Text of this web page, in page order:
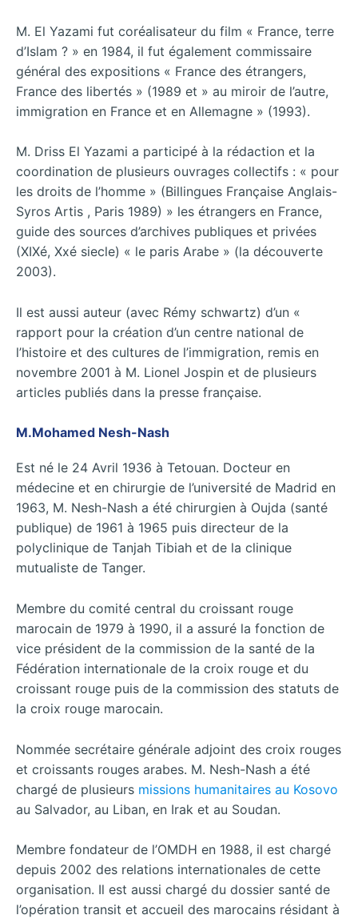
M. El Yazami fut coréalisateur du film « France, terre
d’Islam ? » en 1984, il fut également commissaire
général des expositions « France des étrangers,
France des libertés » (1989 et » au miroir de l’autre,
immigration en France et en Allemagne » (1993).
M. Driss El Yazami a participé à la rédaction et la
coordination de plusieurs ouvrages collectifs : « pour
les droits de l’homme » (Billingues Française Anglais-
Syros Artis , Paris 1989) » les étrangers en France,
guide des sources d’archives publiques et privées
(XIXé, Xxé siecle) « le paris Arabe » (la découverte
2003).
Il est aussi auteur (avec Rémy schwartz) d’un «
rapport pour la création d’un centre national de
l’histoire et des cultures de l’immigration, remis en
novembre 2001 à M. Lionel Jospin et de plusieurs
articles publiés dans la presse française.
M.Mohamed Nesh-Nash
Est né le 24 Avril 1936 à Tetouan. Docteur en
médecine et en chirurgie de l’université de Madrid en
1963, M. Nesh-Nash a été chirurgien à Oujda (santé
publique) de 1961 à 1965 puis directeur de la
polyclinique de Tanjah Tibiah et de la clinique
mutualiste de Tanger.
Membre du comité central du croissant rouge
marocain de 1979 à 1990, il a assuré la fonction de
vice président de la commission de la santé de la
Fédération internationale de la croix rouge et du
croissant rouge puis de la commission des statuts de
la croix rouge marocain.
Nommée secrétaire générale adjoint des croix rouges
et croissants rouges arabes. M. Nesh-Nash a été
chargé de plusieurs missions humanitaires au Kosovo
au Salvador, au Liban, en Irak et au Soudan.
Membre fondateur de l’OMDH en 1988, il est chargé
depuis 2002 des relations internationales de cette
organisation. Il est aussi chargé du dossier santé de
l’opération transit et accueil des marocains résidant à